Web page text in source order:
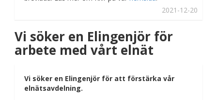
2021-12-20
Vi söker en Elingenjör för
arbete med vårt elnät
Vi söker en Elingenjör för att förstärka vår
elnätsavdelning.